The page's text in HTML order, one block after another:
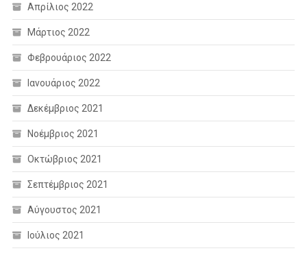
Απρίλιος 2022
Μάρτιος 2022
Φεβρουάριος 2022
Ιανουάριος 2022
Δεκέμβριος 2021
Νοέμβριος 2021
Οκτώβριος 2021
Σεπτέμβριος 2021
Αύγουστος 2021
Ιούλιος 2021